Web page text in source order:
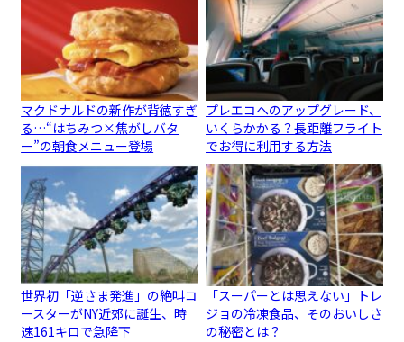
マクドナルドの新作が背徳すぎ
る…“はちみつ×焦がしバタ
ー”の朝食メニュー登場
プレエコへのアップグレード、
いくらかかる？長距離フライト
でお得に利用する方法
世界初「逆さま発進」の絶叫コ
ースターがNY近郊に誕生、時
速161キロで急降下
「スーパーとは思えない」トレ
ジョの冷凍食品、そのおいしさ
の秘密とは？